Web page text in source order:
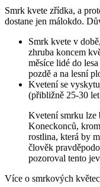
Smrk kvete zřídka, a
dostane jen málokdo.
Smrk kvete v
zhruba koncem
měsíce lidé do
pozdě a na lesní
Kvetení se
(přibližně 25-30
Kvetení smrku lze
Koneckonců,
rostlina, která by
člověk
pozoroval tento
Více o smrkových